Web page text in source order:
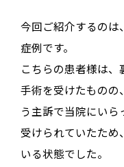
今回ご紹介するのは、
症例です。
こちらの患者様は
手術を受けたものの
う主訴で当院にいら
受けられていたため
いる状態でした。